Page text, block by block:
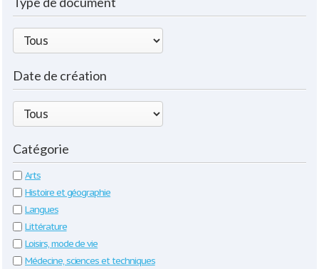
Date de création
Catégorie
Arts
Histoire et géographie
Langues
Littérature
Loisirs, mode de vie
Médecine, sciences et techniques